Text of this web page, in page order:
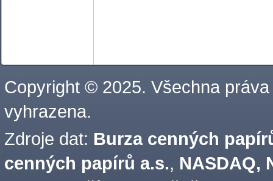
Copyright © 2025. Všechna práva
vyhrazena.
Zdroje dat: Burza cenných
cenných papírů a.s., NASDAQ,